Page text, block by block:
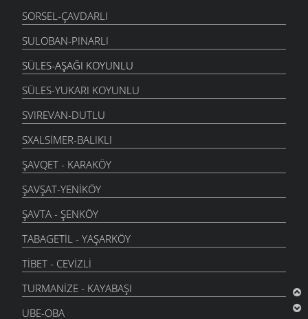
SORSEL-ÇAVDARLI
SULOBAN-PINARLI
SÜLES-AŞAĞI KOYUNLU
SÜLES-YUKARI KOYUNLU
SVIREVAN-DUTLU
SXALSIMER-BALIKLI
ŞAVQET - KARAKÖY
ŞAVŞAT-YENIKÖY
ŞAVTA - ŞENKÖY
TABAGETIL - YAŞARKÖY
TIBET - CEVIZLI
TURMANIZE - KAYABAŞI
UBE-OBA